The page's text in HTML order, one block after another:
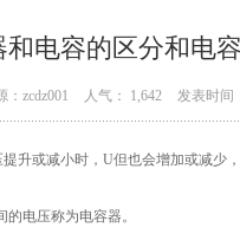
电容的区分和电
：zcdz001 人气： 1,642 发表时间
或减小时，U但也会增加或减少
电压称为电容器。